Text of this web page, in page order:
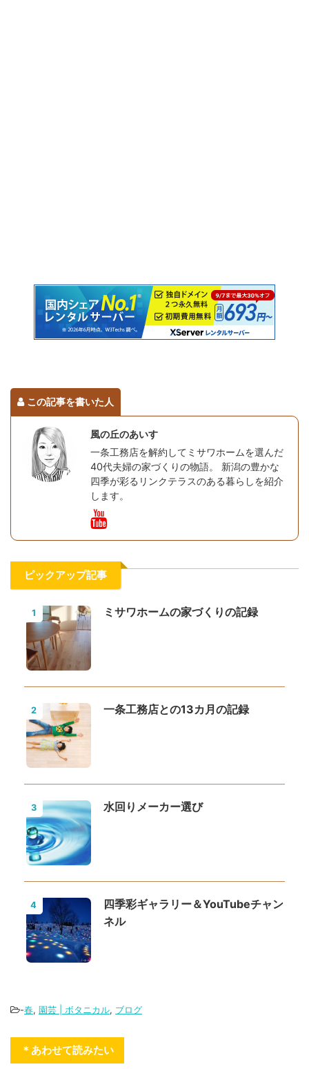
この記事を書いた人
風の丘のあいす
一条工務店を解約してミサワホームを選んだ
40代夫婦の家づくりの物語。 新潟の豊かな
四季が彩るリンクテラスのある暮らしを紹介
します。
ピックアップ記事
1 ミサワホームの家づくりの記録
2 一条工務店との13カ月の記録
3 水回りメーカー選び
4
四季彩ギャラリー＆YouTubeチャン
ネル
-春, 園芸 | ボタニカル, ブログ
＊あわせて読みたい